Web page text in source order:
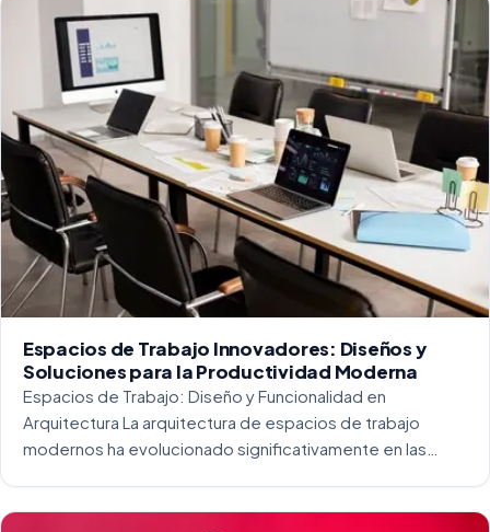
Espacios de Trabajo Innovadores: Diseños y
Soluciones para la Productividad Moderna
Espacios de Trabajo: Diseño y Funcionalidad en
Arquitectura La arquitectura de espacios de trabajo
modernos ha evolucionado significativamente en las